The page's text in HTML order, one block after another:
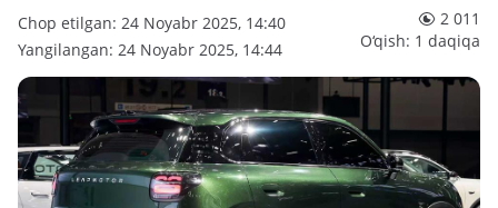
Chop etilgan: 24 Noyabr 2025, 14:40
Yangilangan: 24 Noyabr 2025, 14:44
2 011
O‘qish: 1 daqiqa